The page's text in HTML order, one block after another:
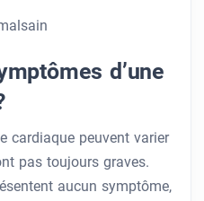
d’une
cardiaque peuvent varier
pas toujours graves.
aucun symptôme,